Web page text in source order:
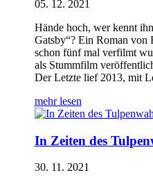
05. 12. 2021
Hände hoch, wer kennt
Gatsby“? Ein Roman von
schon fünf mal verfilmt
als Stummfilm
Der Letzte lief 2013, mit
mehr lesen
In Zeiten des
30. 11. 2021